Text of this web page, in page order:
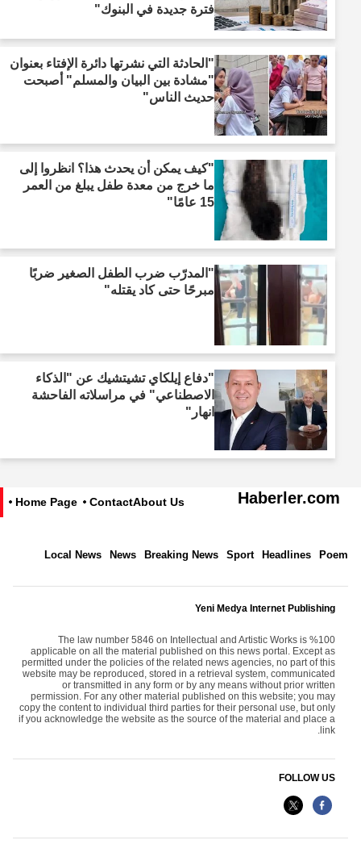
فترة جديدة في البنوك"
"الحادثة التي نشرتها دائرة الإفتاء بعنوان
"مشادة بين البيان والمسلم" أصبحت
حديث الناس"
"كيف يمكن أن يحدث هذا؟ انظروا إلى
ما خرج من معدة طفل يبلغ من العمر
15 عامًا"
"المدرّب ضرب الطفل الصغير ضربًا
مبرحًا حتى كاد يقتله"
"دفاع إيلكاي تشيتشيك عن "الذكاء
الاصطناعي" في مراسلاته الفاحشة
انهار"
Haberler.com
About Us
Contact
Home Page
Poem
Headlines
Sport
Breaking News
News
Local News
Yeni Medya Internet Publishing
The law number 5846 on Intellectual and Artistic Works is %100
applicable on all the material published on this news portal. Except as
permitted under the policies of the related news agencies, no part of this
website may be reproduced, stored in a retrieval system, communicated
or transmitted in any form or by any means without prior written
permission. For any other material published on this website; you may
copy the content to individual third parties for their personal use, but only
if you acknowledge the website as the source of the material and place a
link.
FOLLOW US